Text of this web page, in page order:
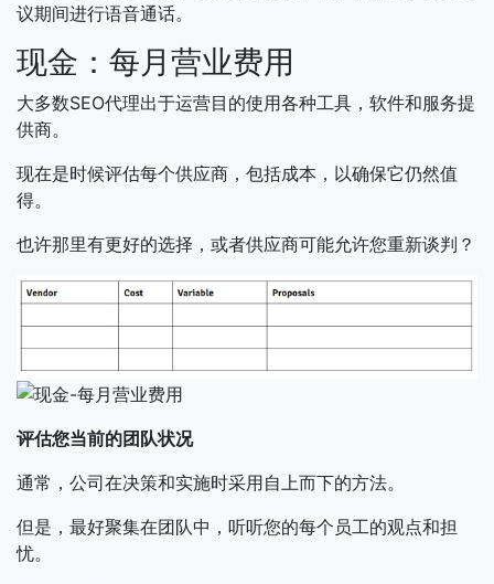
议期间进行语音通话。
现金：每月营业费用
大多数SEO代理出于运营目的使用各种工具，软件和服务提
供商。
现在是时候评估每个供应商，包括成本，以确保它仍然值
得。
也许那里有更好的选择，或者供应商可能允许您重新谈判？
评估您当前的团队状况
通常，公司在决策和实施时采用自上而下的方法。
但是，最好聚集在团队中，听听您的每个员工的观点和担
忧。